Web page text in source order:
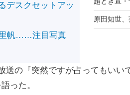
デスクセットアッ
里帆……注目写真
の『突然ですが占ってもいい
った。